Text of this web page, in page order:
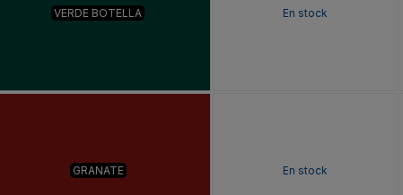
VERDE BOTELLA En stock
GRANATE En stock